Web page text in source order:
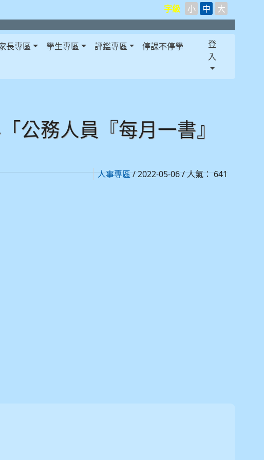
字級 小 中 大
長專區 學生專區 評鑑專區 停課不停學
登
入
公務人員『每月一書』
人事專區/ 2022-05-06 / 人氣： 641